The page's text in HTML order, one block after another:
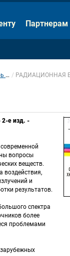
Партнерам
РАДИАЦИОННАЯ
2-е изд. -
вопросы
веществ.
воздействия,
и
результатов.
спектра
более
проблемами